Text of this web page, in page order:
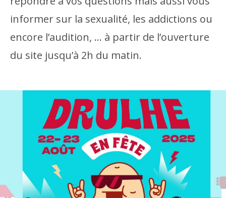
informer sur la sexualité, les addictions ou
encore l’audition, … à partir de l’ouverture
du site jusqu’à 2h du matin.